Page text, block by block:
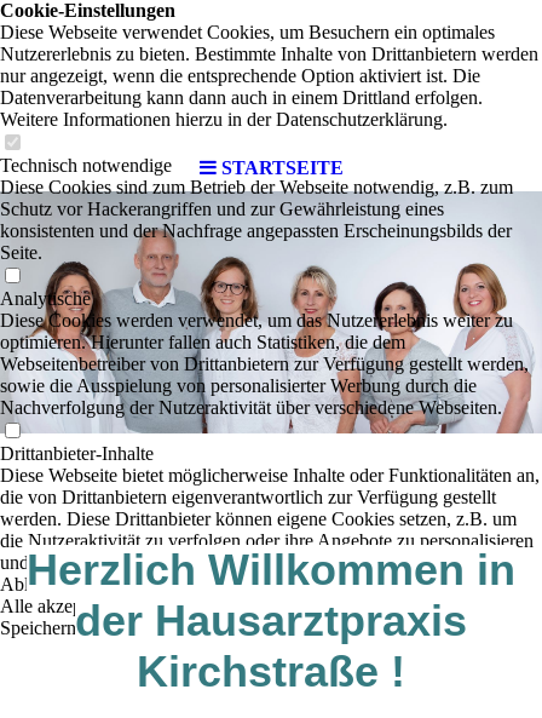
STARTSEITE
Herzlich Willkommen in
der Hausarztpraxis
Kirchstraße !
Cookie-Einstellungen
Diese Webseite verwendet Cookies, um Besuchern ein optimales
Nutzererlebnis zu bieten. Bestimmte Inhalte von Drittanbietern werden
nur angezeigt, wenn die entsprechende Option aktiviert ist. Die
Datenverarbeitung kann dann auch in einem Drittland erfolgen.
Weitere Informationen hierzu in der Datenschutzerklärung.
Technisch notwendige
Diese Cookies sind zum Betrieb der Webseite notwendig, z.B. zum
Schutz vor Hackerangriffen und zur Gewährleistung eines
konsistenten und der Nachfrage angepassten Erscheinungsbilds der
Seite.
Analytische
Diese Cookies werden verwendet, um das Nutzererlebnis weiter zu
optimieren. Hierunter fallen auch Statistiken, die dem
Webseitenbetreiber von Drittanbietern zur Verfügung gestellt werden,
sowie die Ausspielung von personalisierter Werbung durch die
Nachverfolgung der Nutzeraktivität über verschiedene Webseiten.
Drittanbieter-Inhalte
Diese Webseite bietet möglicherweise Inhalte oder Funktionalitäten an,
die von Drittanbietern eigenverantwortlich zur Verfügung gestellt
werden. Diese Drittanbieter können eigene Cookies setzen, z.B. um
die Nutzeraktivität zu verfolgen oder ihre Angebote zu personalisieren
und zu optimieren.
Ablehnen
Alle akzeptieren
Speichern